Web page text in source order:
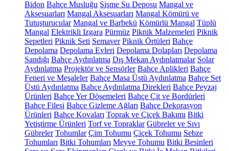
Bidon Bahçe Musluğu Şişme Su Deposu Mangal ve
Aksesuarları Mangal Aksesuarları Mangal Kömürü ve
Tutuşturucular Mangal ve Barbekü Kömürlü Mangal Tüplü
Mangal Elektrikli Izgara Pürmüz Piknik Malzemeleri Piknik
Sepetleri Piknik Seti Semaver Piknik Örtüleri Bahçe
Depolama Depolama Evleri Depolama Dolapları Depolama
Sandığı Bahçe Aydınlatma Dış Mekan Aydınlatmalar Solar
Aydınlatma Projektör ve Sensörler Bahçe Aplikleri Bahçe
Feneri ve Meşaleler Bahçe Masa Üstü Aydınlatma Bahçe Set
Üstü Aydınlatma Bahçe Aydınlatma Direkleri Bahçe Peyzaj
Ürünleri Bahçe Yer Döşemeleri Bahçe Çit ve Bordürleri
Bahçe Filesi Bahçe Gizleme Ağları Bahçe Dekorasyon
Ürünleri Bahçe Kovaları Toprak ve Çiçek Bakımı Bitki
Yetiştirme Ürünleri Torf ve Topraklar Gübreler ve Sıvı
Gübreler Tohumlar Çim Tohumu Çiçek Tohumu Sebze
Tohumları Bitki Tohumları Meyve Tohumu Bitki Besinleri